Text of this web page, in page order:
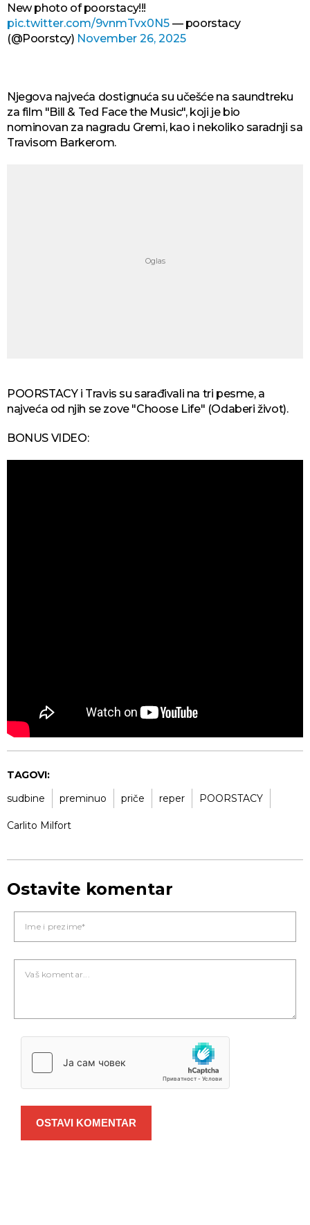
New photo of poorstacy!!!
pic.twitter.com/9vnmTvx0N5 — poorstacy
(@Poorstcy) November 26, 2025
Njegova najveća dostignuća su učešće na saundtreku
za film "Bill & Ted Face the Music", koji je bio
nominovan za nagradu Gremi, kao i nekoliko saradnji sa
Travisom Barkerom.
POORSTACY i Travis su sarađivali na tri pesme, a
najveća od njih se zove "Choose Life" (Odaberi život).
BONUS VIDEO:
TAGOVI:
sudbine
preminuo priče reper POORSTACY
Carlito Milfort
Ostavite komentar
OSTAVI KOMENTAR